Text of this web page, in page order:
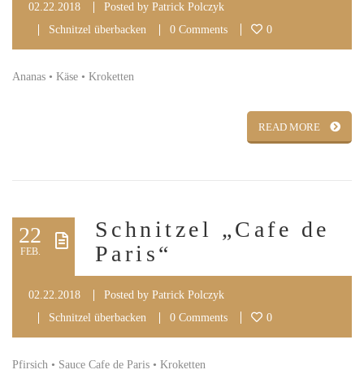
02.22.2018 Posted by Patrick Polczyk
Schnitzel überbacken
0 Comments 0
Ananas • Käse • Kroketten
READ MORE
22
FEB.
Schnitzel „Cafe de
Paris“
02.22.2018 Posted by Patrick Polczyk
Schnitzel überbacken
0 Comments 0
Pfirsich • Sauce Cafe de Paris • Kroketten